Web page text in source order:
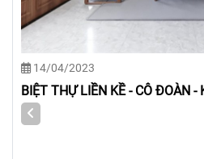
14/04/2023
BIỆT THỰ LIỀN KỀ - CÔ ĐOÀN